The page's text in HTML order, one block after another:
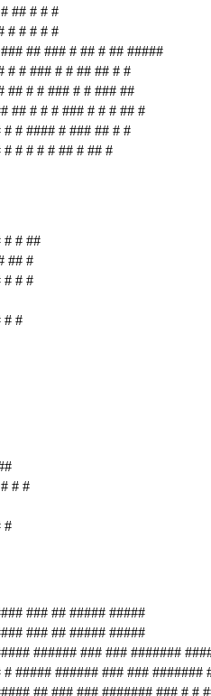
## # # #
# # # # #
## ### # ## # ## #####
# # ### # # ## ## # #
## # # ### # # ### ##
## # # # ### # # # ## #
# #### # ### ## # #
# # # # ## # ## #
# # ##
## #
# # #
# #
# #
#
### ## ##### #####
### ## ##### #####
###### ### ### #######
##### ###### ### ### #######
## ### ### ####### ### # #